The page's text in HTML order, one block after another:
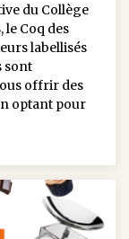
du Collège
le Coq des
labellisés
sont
offrir des
optant pour